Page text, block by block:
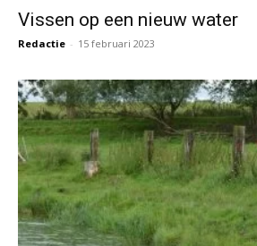
Vissen op een nieuw water
Redactie - 15 februari 2023